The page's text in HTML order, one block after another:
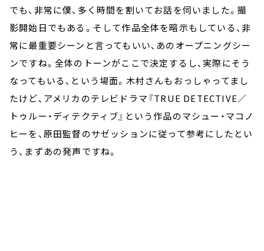
でも、非常に僕、多く時間を割いてお話を伺いました。撮
影開始日でもある。そして作品全体を暗示もしている、非
常に最重要シーンと言ってもいい、あのオープニングシー
ンですね。全体のトーンがここで決定するし、実際にそう
なってもいる、という場面。木村さんもおっしゃってまし
たけど、アメリカのテレビドラマ『TRUE DETECTIVE／
トゥルー・ディテクティブ』という作品のマシュー・マコノ
ヒーを、原田監督のサゼッションに従って参考にしたとい
う、まずあの発声ですね。